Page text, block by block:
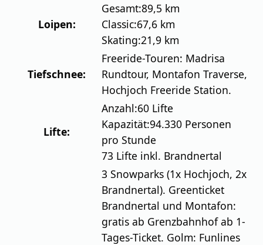
Loipen:
Gesamt:89,5 km
Classic:67,6 km
Skating:21,9 km
Tiefschnee:
Freeride-Touren: Madrisa
Rundtour, Montafon Traverse,
Hochjoch Freeride Station.
Lifte:
Anzahl:60 Lifte
Kapazität:94.330 Personen
pro Stunde
73 Lifte inkl. Brandnertal
3 Snowparks (1x Hochjoch, 2x
Brandnertal). Greenticket
Brandnertal und Montafon:
gratis ab Grenzbahnhof ab 1-
Tages-Ticket. Golm: Funlines